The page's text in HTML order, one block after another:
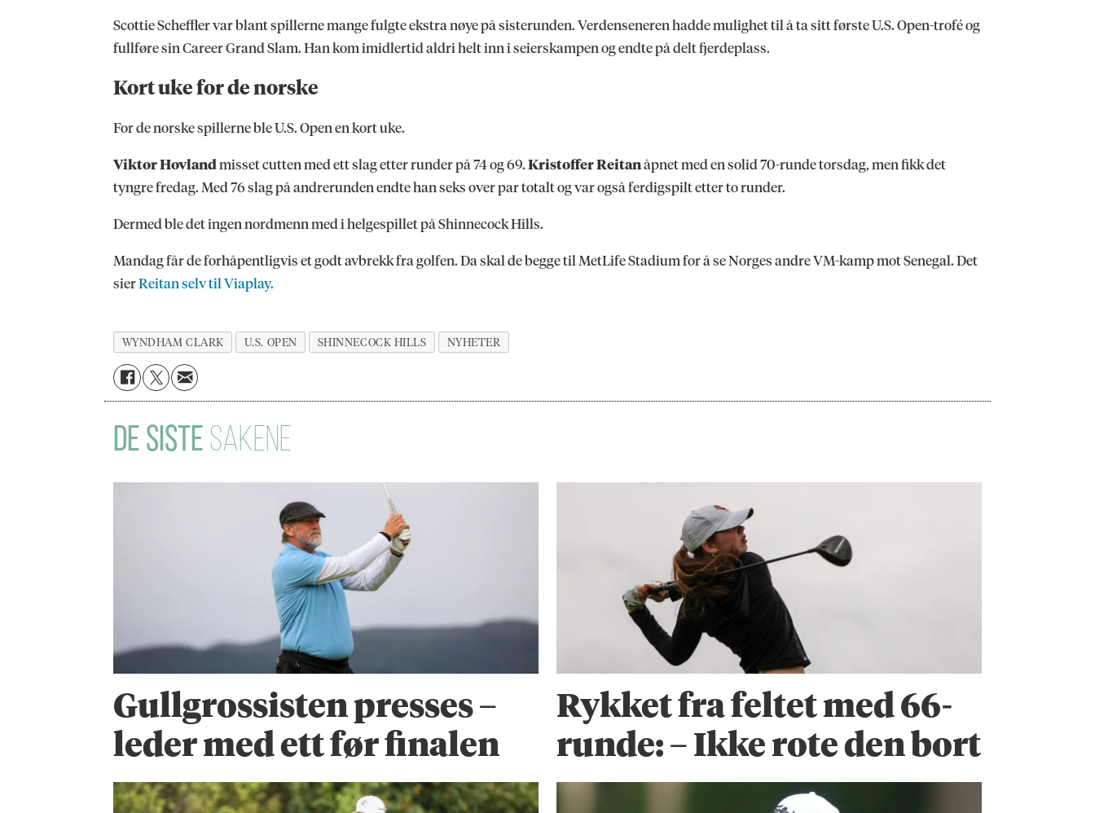
Scottie Scheffler var blant spillerne mange fulgte ekstra nøye på sisterunden. Verdenseneren hadde mulighet til å ta sitt første U.S. Open-trofé og
fullføre sin Career Grand Slam. Han kom imidlertid aldri helt inn i seierskampen og endte på delt fjerdeplass.
Kort uke for de norske
For de norske spillerne ble U.S. Open en kort uke.
Viktor Hovlandmisset cutten med ett slag etter runder på 74 og 69.Kristoffer Reitanåpnet med en solid 70-runde torsdag, men fikk det
tyngre fredag. Med 76 slag på andrerunden endte han seks over par totalt og var også ferdigspilt etter to runder.
Dermed ble det ingen nordmenn med i helgespillet på Shinnecock Hills.
Mandag får de forhåpentligvis et godt avbrekk fra golfen. Da skal de begge til MetLife Stadium for å se Norges andre VM-kamp mot Senegal. Det
sierReitan selv til Viaplay.
WYNDHAM CLARK U.S. OPEN SHINNECOCK HILLS NYHETER
DE SISTE SAKENE
Gullgrossisten presses –
leder med ett før finalen
Rykket fra feltet med 66-
runde: – Ikke rote den bort